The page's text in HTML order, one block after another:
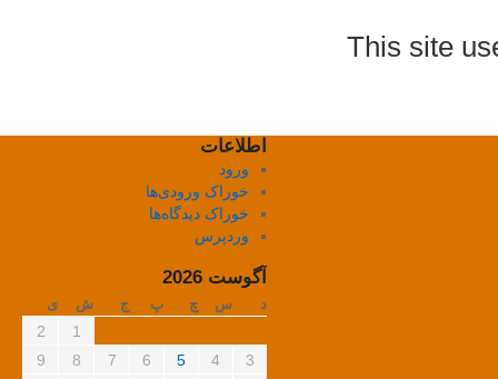
This site
اطلاعات
ورود
خوراک ورودی‌ها
خوراک دیدگاه‌ها
وردپرس
آگوست 2026
د س چ پ ج ش ی
1
2
3
4
5
6
7
8
9